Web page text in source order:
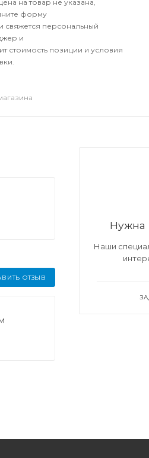
на товар не указана,
форму
свяжется персональный
и
стоимость позиции и условия
ОТЗЫВ
Нужна
Наши